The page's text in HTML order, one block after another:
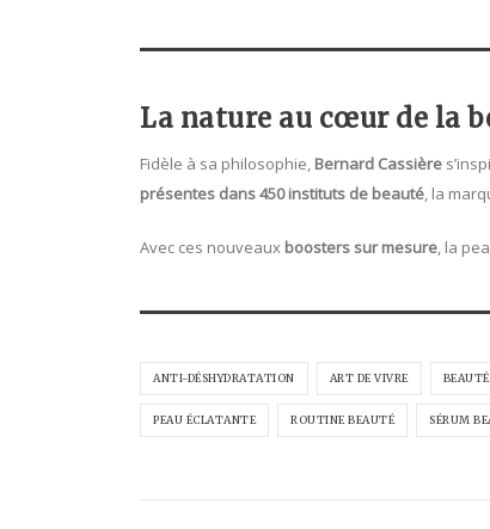
La nature au cœur de la
Fidèle à sa philosophie, Bernard Cassière
présentes dans 450 instituts de beauté, la
Avec ces nouveaux boosters sur mesure, la
ANTI-DÉSHYDRATATION ART DE VIVRE
PEAU ÉCLATANTE ROUTINE BEAUTÉ SÉRUM